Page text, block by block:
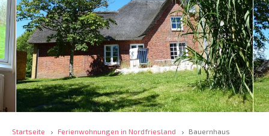
Startseite Ferienwohnungen in Nordfriesland Bauernhaus